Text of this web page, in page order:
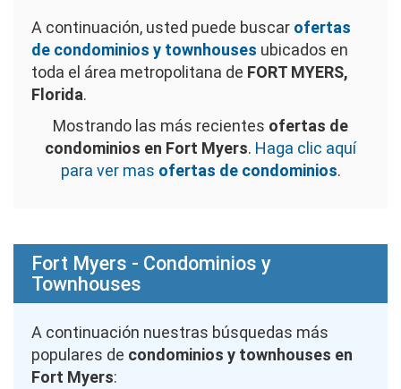
A continuación, usted puede buscar ofertas
de condominios y townhouses ubicados en
toda el área metropolitana de FORT MYERS,
Florida.
Mostrando las más recientes ofertas de
condominios en Fort Myers. Haga clic aquí
para ver mas ofertas de condominios.
Fort Myers - Condominios y
Townhouses
A continuación nuestras búsquedas más
populares de condominios y townhouses en
Fort Myers: